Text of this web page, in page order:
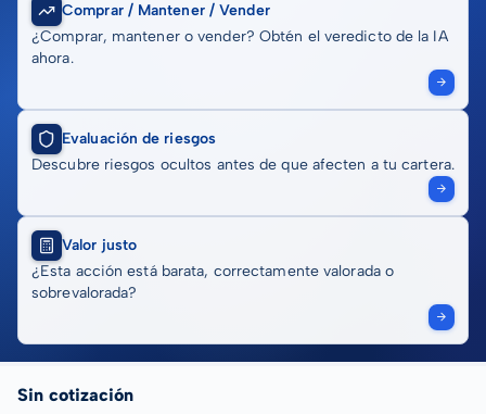
Comprar / Mantener / Vender
¿Comprar, mantener o vender? Obtén el veredicto de la IA
ahora.
Evaluación de riesgos
Descubre riesgos ocultos antes de que afecten a tu cartera.
Valor justo
¿Esta acción está barata, correctamente valorada o
sobrevalorada?
Sin cotización